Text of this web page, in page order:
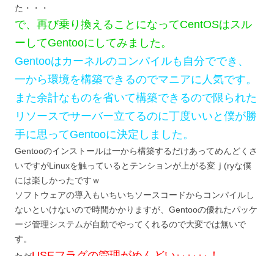
た・・・
で、再び乗り換えることになってCentOSはスル
ーしてGentooにしてみました。
Gentooはカーネルのコンパイルも自分ででき、
一から環境を構築できるのでマニアに人気です。
また余計なものを省いて構築できるので限られた
リソースでサーバー立てるのに丁度いいと僕が勝
手に思ってGentooに決定しました。
Gentooのインストールは一から構築するだけあってめんどくさ
いですがLinuxを触っているとテンションが上がる変ｊ(ryな僕
には楽しかったですｗ
ソフトウェアの導入もいちいちソースコードからコンパイルし
ないといけないので時間かかりますが、Gentooの優れたパッケ
ージ管理システムが自動でやってくれるので大変では無いで
す。